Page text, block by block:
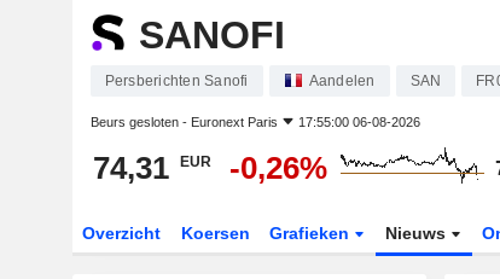
SANOFI
Persberichten Sanofi Aandelen SAN
Beurs gesloten - Euronext Paris 17:55:00 06-08-2026
74,31 EUR -0,26%
Overzicht Koersen Grafieken Nieuws